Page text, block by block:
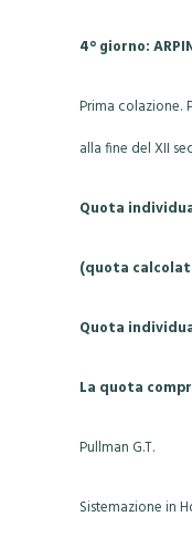
4° giorno:
Prima colazione.
alla fine del XII
Quota
(quota
Quota
La quota
Pullman G.T.
Sistemazione in